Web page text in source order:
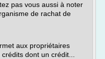
pas vous aussi à noter
de rachat de
aux propriétaires
dont un crédit...